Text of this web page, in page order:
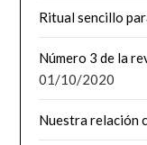
Ritual sencillo
Número 3 de la
01/10/2020
Nuestra relación